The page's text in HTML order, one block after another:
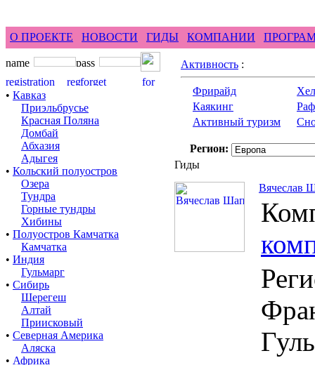
О ПРОЕКТЕ НОВОСТИ ГИДЫ КОМПАНИИ
• Кавказ
Приэльбрусье
Красная Поляна
Домбай
Абхазия
Адыгея
• Кольский полуостров
Озера
Тундра
Горные тундры
Хибины
• Полуостров Камчатка
Камчатка
• Индия
Гульмарг
• Сибирь
Шерегеш
Алтай
Приисковый
• Северная Америка
Аляска
• Африка
Активность :
Фрирайд
Каякинг
Активный туризм
Регион:
Гиды
Вячеслав